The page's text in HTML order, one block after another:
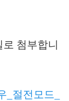
첨부합니
_절전모드_